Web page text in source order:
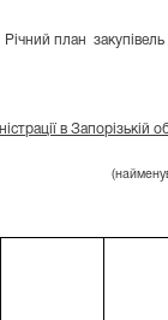
Річний план закупівель
в Запорізькій